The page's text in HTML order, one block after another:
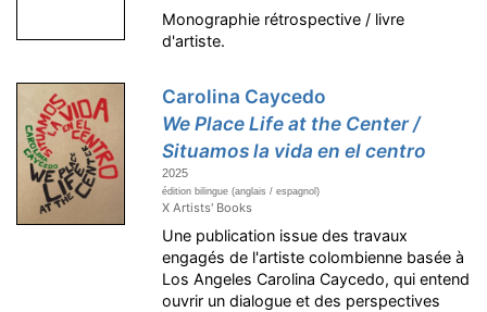
Monographie rétrospective / livre
d'artiste.
Carolina Caycedo
We Place Life at the Center /
Situamos la vida en el centro
2025
édition bilingue (anglais / espagnol)
X Artists' Books
Une publication issue des travaux
engagés de l'artiste colombienne basée à
Los Angeles Carolina Caycedo, qui entend
ouvrir un dialogue et des perspectives